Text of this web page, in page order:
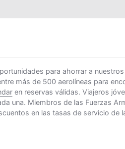
para ahorrar a
más de 500 aerolíneas para
en reservas válidas. Viajeros
una. Miembros de las Fuerzas
en las tasas de servicio de